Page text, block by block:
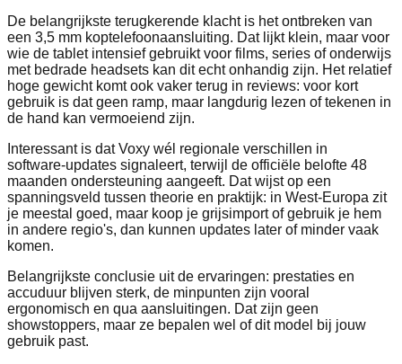
De belangrijkste terugkerende klacht is het ontbreken van
een 3,5 mm koptelefoonaansluiting. Dat lijkt klein, maar voor
wie de tablet intensief gebruikt voor films, series of onderwijs
met bedrade headsets kan dit echt onhandig zijn. Het relatief
hoge gewicht komt ook vaker terug in reviews: voor kort
gebruik is dat geen ramp, maar langdurig lezen of tekenen in
de hand kan vermoeiend zijn.
Interessant is dat Voxy wél regionale verschillen in
software‑updates signaleert, terwijl de officiële belofte 48
maanden ondersteuning aangeeft. Dat wijst op een
spanningsveld tussen theorie en praktijk: in West‑Europa zit
je meestal goed, maar koop je grijsimport of gebruik je hem
in andere regio's, dan kunnen updates later of minder vaak
komen.
Belangrijkste conclusie uit de ervaringen: prestaties en
accuduur blijven sterk, de minpunten zijn vooral
ergonomisch en qua aansluitingen. Dat zijn geen
showstoppers, maar ze bepalen wel of dit model bij jouw
gebruik past.